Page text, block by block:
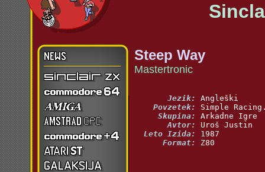
Sinclair
Steep Way
Mastertronic
       Jezik:
    Povzetek:
     Skupina:
       Avtor:
  Leto Izida:
      Format:
Z80